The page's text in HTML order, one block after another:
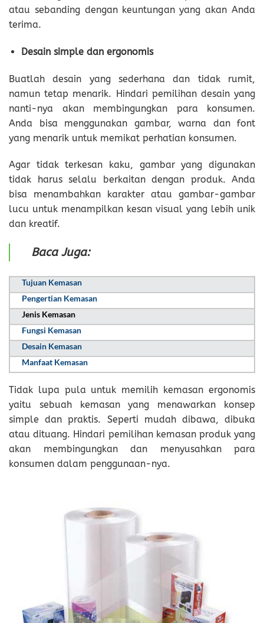
atau sebanding dengan keuntungan yang akan Anda
terima.
Desain simple dan ergonomis
Buatlah desain yang sederhana dan tidak rumit,
namun tetap menarik. Hindari pemilihan desain yang
nanti-nya akan membingungkan para konsumen.
Anda bisa menggunakan gambar, warna dan font
yang menarik untuk memikat perhatian konsumen.
Agar tidak terkesan kaku, gambar yang digunakan
tidak harus selalu berkaitan dengan produk. Anda
bisa menambahkan karakter atau gambar-gambar
lucu untuk menampilkan kesan visual yang lebih unik
dan kreatif.
Baca Juga:
Tujuan Kemasan
Pengertian Kemasan
Jenis Kemasan
Fungsi Kemasan
Desain Kemasan
Manfaat Kemasan
Tidak lupa pula untuk memilih kemasan ergonomis
yaitu sebuah kemasan yang menawarkan konsep
simple dan praktis. Seperti mudah dibawa, dibuka
atau dituang. Hindari pemilihan kemasan produk yang
akan membingungkan dan menyusahkan para
konsumen dalam penggunaan-nya.